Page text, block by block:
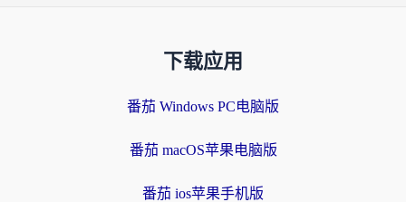
下载应用
番茄 Windows PC电脑版
番茄 macOS苹果电脑版
番茄 ios苹果手机版